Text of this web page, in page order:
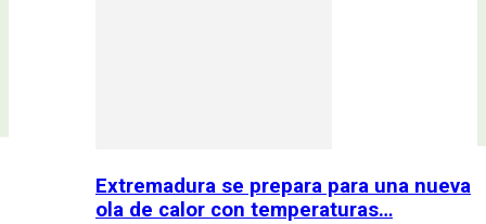
Extremadura se prepara para una nueva
ola de calor con temperaturas…